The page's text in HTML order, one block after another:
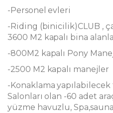
-Personel evleri
-Riding (binicilik)CLUB ,
3600 M2 kapalı bina
-800M2 kapalı Pony
-2500 M2 kapalı manejler
-Konaklama
Salonları olan -60 adet
yüzme havuzlu,